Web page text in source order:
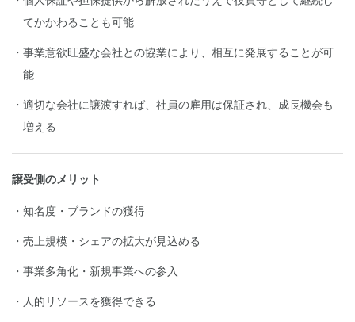
てかかわることも可能
事業意欲旺盛な会社との協業により、相互に発展することが可
能
適切な会社に譲渡すれば、社員の雇用は保証され、成長機会も
増える
譲受側のメリット
知名度・ブランドの獲得
売上規模・シェアの拡大が見込める
事業多角化・新規事業への参入
人的リソースを獲得できる